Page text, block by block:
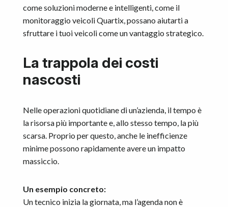
come soluzioni moderne e intelligenti, come il
monitoraggio veicoli Quartix, possano aiutarti a
sfruttare i tuoi veicoli come un vantaggio strategico.
La trappola dei costi
nascosti
Nelle operazioni quotidiane di un’azienda, il tempo è
la risorsa più importante e, allo stesso tempo, la più
scarsa. Proprio per questo, anche le inefficienze
minime possono rapidamente avere un impatto
massiccio.
Un esempio concreto:
Un tecnico inizia la giornata, ma l’agenda non è